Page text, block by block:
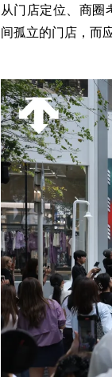
从门店定位、商圈
间孤立的门店，而